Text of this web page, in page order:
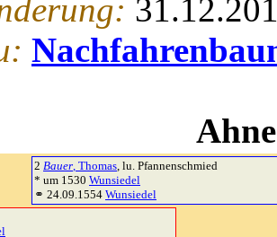
2 Bauer, Thomas, lu. Pfannenschmied
* um 1530 Wunsiedel
⚭ 24.09.1554 Wunsiedel